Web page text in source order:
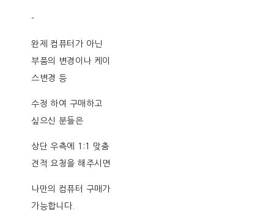
-
완제 컴퓨터가 아닌
부품의 변경이나 케이
스변경 등
수정 하여 구매하고
싶으신 분들은
상단 우측에 1:1 맞춤
견적 요청을 해주시면
나만의 컴퓨터 구매가
가능합니다.